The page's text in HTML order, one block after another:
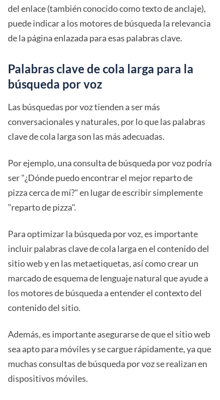
del enlace (también conocido como texto de anclaje),
puede indicar a los motores de búsqueda la relevancia
de la página enlazada para esas palabras clave.
Palabras clave de cola larga para la
búsqueda por voz
Las búsquedas por voz tienden a ser más
conversacionales y naturales, por lo que las palabras
clave de cola larga son las más adecuadas.
Por ejemplo, una consulta de búsqueda por voz podría
ser "¿Dónde puedo encontrar el mejor reparto de
pizza cerca de mí?" en lugar de escribir simplemente
"reparto de pizza".
Para optimizar la búsqueda por voz, es importante
incluir palabras clave de cola larga en el contenido del
sitio web y en las metaetiquetas, así como crear un
marcado de esquema de lenguaje natural que ayude a
los motores de búsqueda a entender el contexto del
contenido del sitio.
Además, es importante asegurarse de que el sitio web
sea apto para móviles y se cargue rápidamente, ya que
muchas consultas de búsqueda por voz se realizan en
dispositivos móviles.